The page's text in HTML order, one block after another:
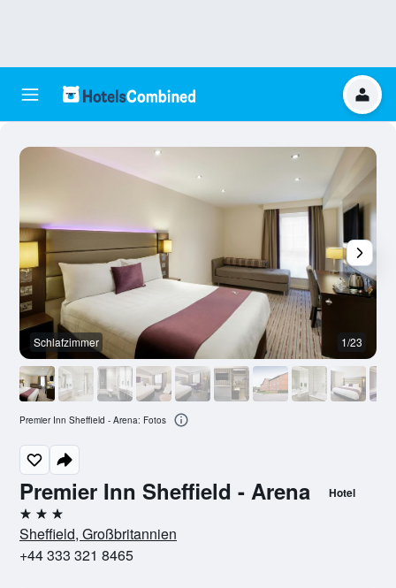
Premier Inn Sheffield - Arena Hotel
3 Sterne
Sheffield, Großbritannien
+44 333 321 8465
Schlafzimmer 1/23
Premier Inn Sheffield - Arena: Fotos